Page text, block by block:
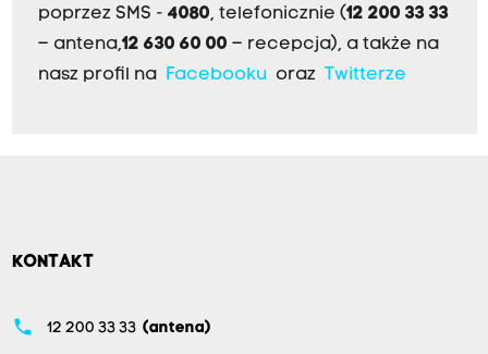
poprzez SMS - 4080, telefonicznie (12 200 33 33
– antena,12 630 60 00 – recepcja), a także na
nasz profil na Facebookuoraz Twitterze
KONTAKT
phone 12 200 33 33 (antena)